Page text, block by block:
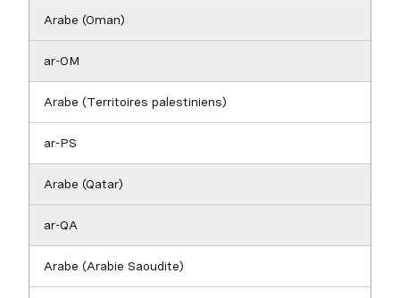
Arabe (Oman)
ar-OM
Arabe (Territoires palestiniens)
ar-PS
Arabe (Qatar)
ar-QA
Arabe (Arabie Saoudite)